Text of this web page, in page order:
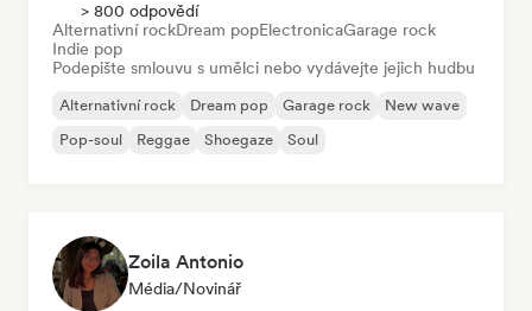
> 800 odpovědí
Alternativní rockDream popElectronicaGarage rock
Indie pop
Podepište smlouvu s umělci nebo vydávejte jejich hudbu
Alternativní rock Dream pop Garage rock
New wave
Pop-soul
Reggae Shoegaze Soul
Zoila Antonio
Média/novinář